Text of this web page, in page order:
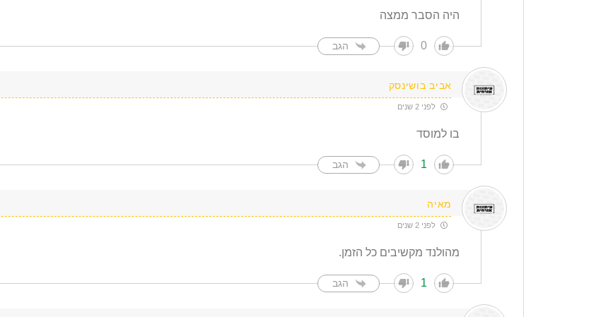
היה הסבר ממצה
0 הגב
אביב בושינסק
לפני 2 שנים
בו למוסד
1 הגב
מאיה
לפני 2 שנים
מהולנד מקשיבים כל הזמן.
1 הגב